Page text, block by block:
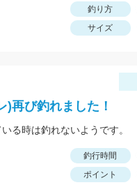
釣り方
サイズ
)再び釣れました！
る時は釣れないようです。
釣行時間
ポイント